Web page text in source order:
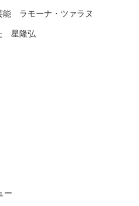
能 ラモーナ・ツァラヌ
星隆弘
ー